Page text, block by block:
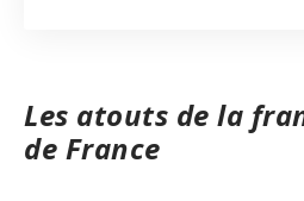
Les atouts de la
de France